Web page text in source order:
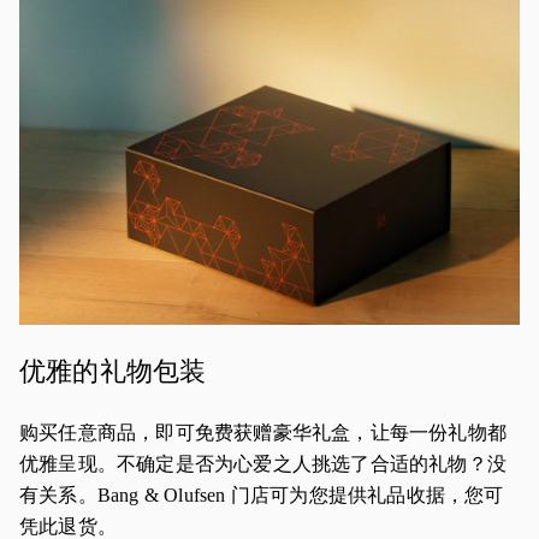
优雅的礼物包装
购买任意商品，即可免费获赠豪华礼盒，让每一份礼物都
优雅呈现。不确定是否为心爱之人挑选了合适的礼物？没
有关系。Bang & Olufsen 门店可为您提供礼品收据，您可
凭此退货。